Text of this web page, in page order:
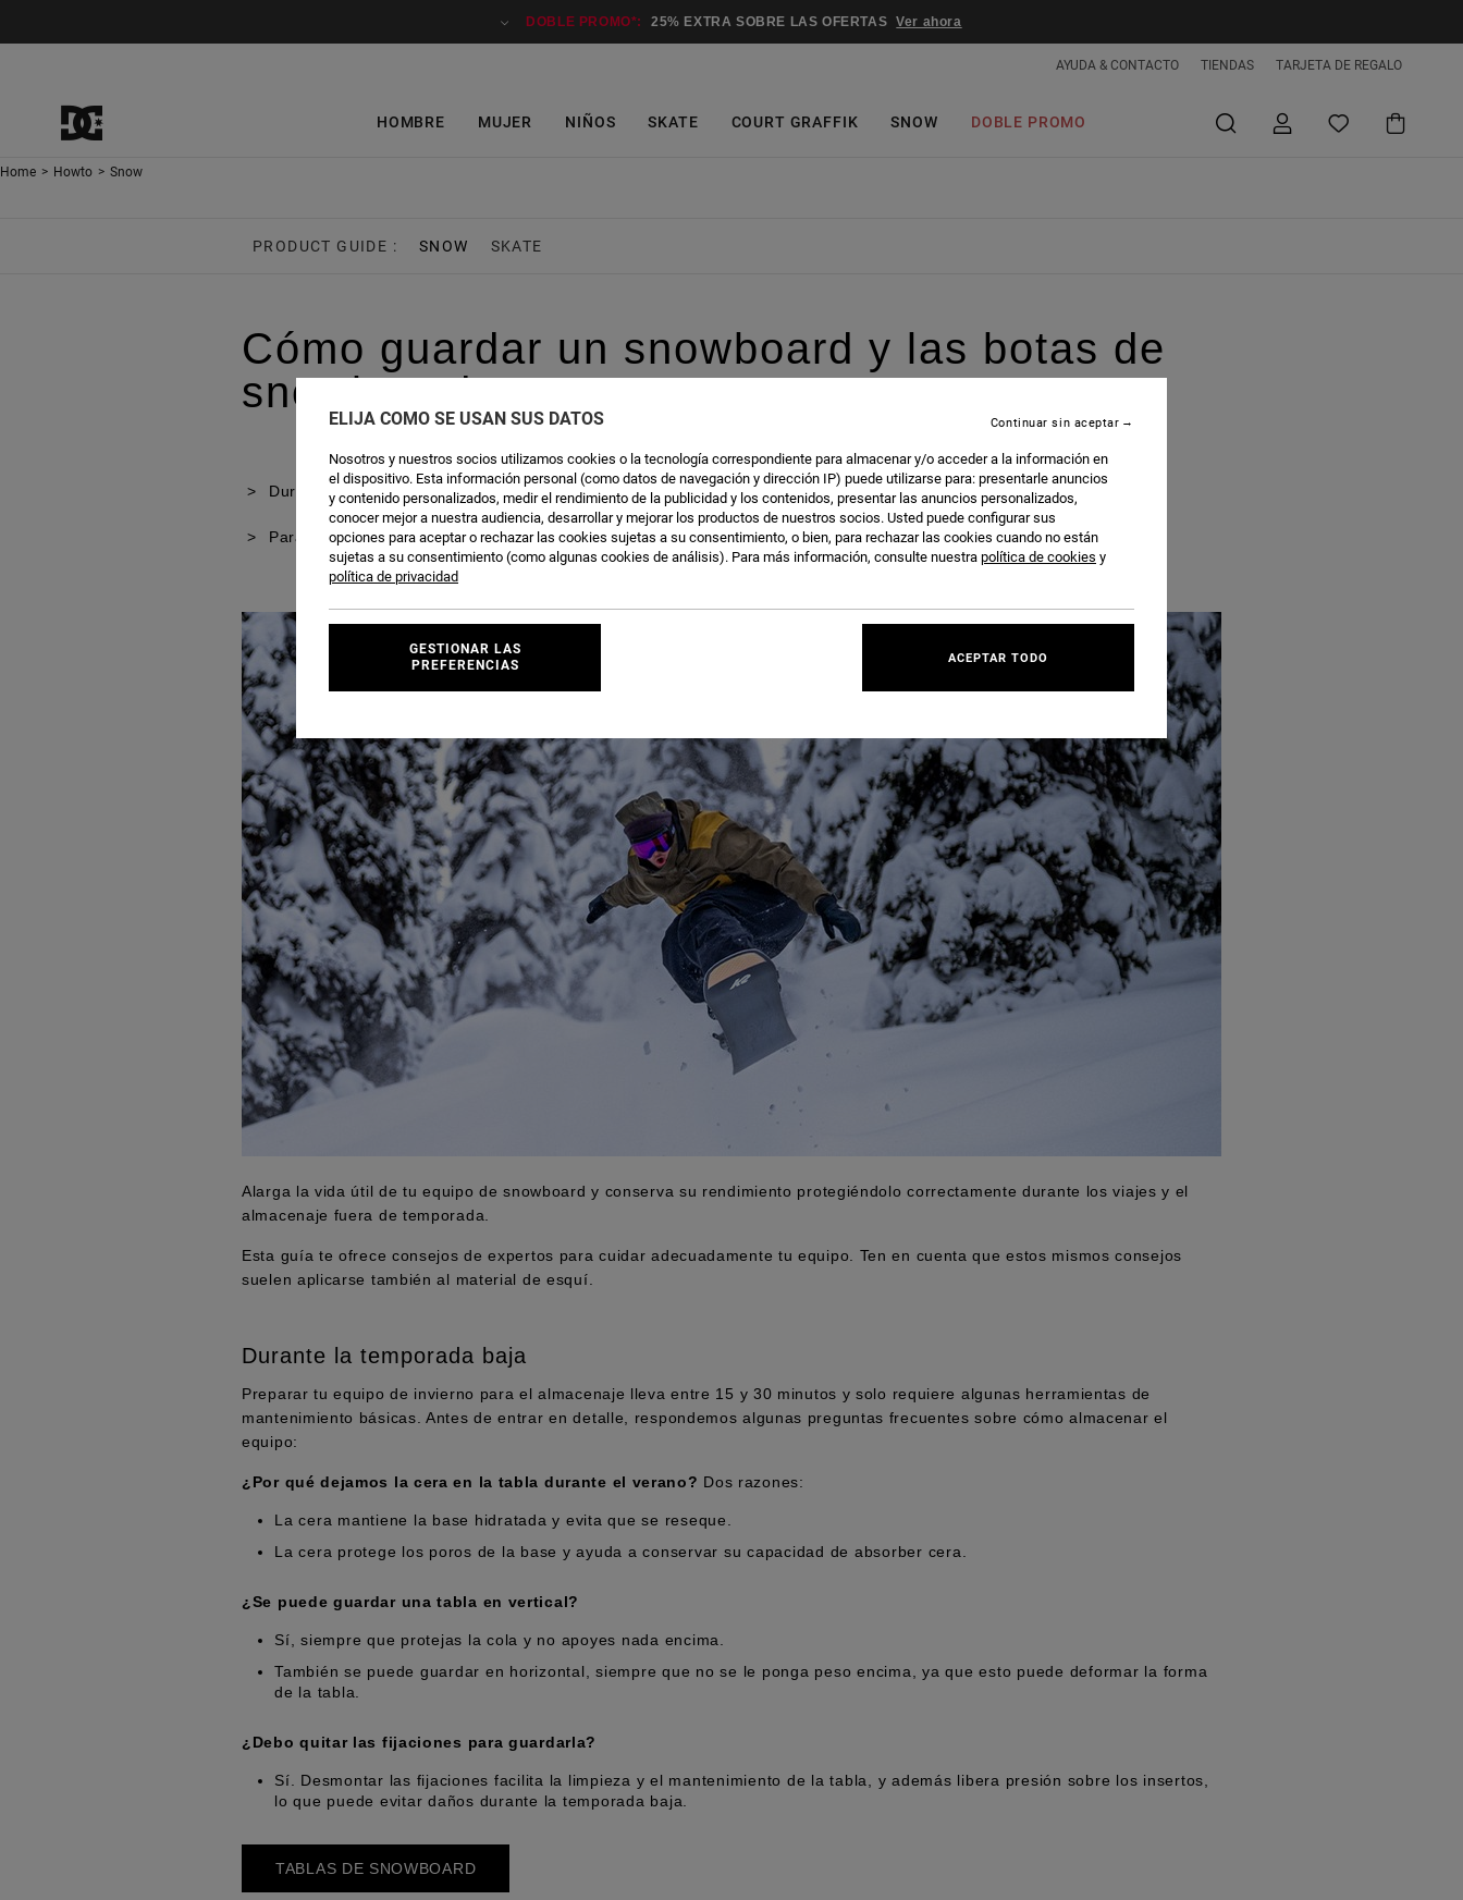
DOBLE PROMO*: 25% EXTRA SOBRE LAS OFERTAS Ver ahora
AYUDA & CONTACTO TIENDAS TARJETA DE REGALO
HOMBRE MUJER NIÑOS SKATE COURT GRAFFIK SNOW DOBLE PROMO
Home > Howto > Snow
PRODUCT GUIDE : SNOW SKATE
Cómo guardar un snowboard y las botas de
snowboard
Durante la temporada baja
Para escapadas de fin de semana
En viajes en avión
Alarga la vida útil de tu equipo de snowboard y conserva su rendimiento protegiéndolo correctamente durante los viajes y el
almacenaje fuera de temporada.
Esta guía te ofrece consejos de expertos para cuidar adecuadamente tu equipo. Ten en cuenta que estos mismos consejos
suelen aplicarse también al material de esquí.
Durante la temporada baja
Preparar tu equipo de invierno para el almacenaje lleva entre 15 y 30 minutos y solo requiere algunas herramientas de
mantenimiento básicas. Antes de entrar en detalle, respondemos algunas preguntas frecuentes sobre cómo almacenar el
equipo:
¿Por qué dejamos la cera en la tabla durante el verano? Dos razones:
La cera mantiene la base hidratada y evita que se reseque.
La cera protege los poros de la base y ayuda a conservar su capacidad de absorber cera.
¿Se puede guardar una tabla en vertical?
Sí, siempre que protejas la cola y no apoyes nada encima.
También se puede guardar en horizontal, siempre que no se le ponga peso encima, ya que esto puede deformar la forma
de la tabla.
¿Debo quitar las fijaciones para guardarla?
Sí. Desmontar las fijaciones facilita la limpieza y el mantenimiento de la tabla, y además libera presión sobre los insertos,
lo que puede evitar daños durante la temporada baja.
TABLAS DE SNOWBOARD
ELIJA CÓMO SE USAN SUS DATOS
Nosotros y nuestros socios utilizamos cookies o la tecnología correspondiente para almacenar y/o acceder a la información en
el dispositivo. Esta información personal (como datos de navegación y dirección IP) puede utilizarse para: presentarle anuncios
y contenido personalizados, medir el rendimiento de la publicidad y los contenidos, presentar las anuncios personalizados,
conocer mejor a nuestra audiencia, desarrollar y mejorar los productos de nuestros socios. Usted puede configurar sus
opciones para aceptar o rechazar las cookies sujetas a su consentimiento, o bien, para rechazar las cookies cuando no están
sujetas a su consentimiento (como algunas cookies de análisis). Para más información, consulte nuestra política de cookies y
política de privacidad
GESTIONAR LAS
PREFERENCIAS
Continuar sin aceptar
ACEPTAR TODO